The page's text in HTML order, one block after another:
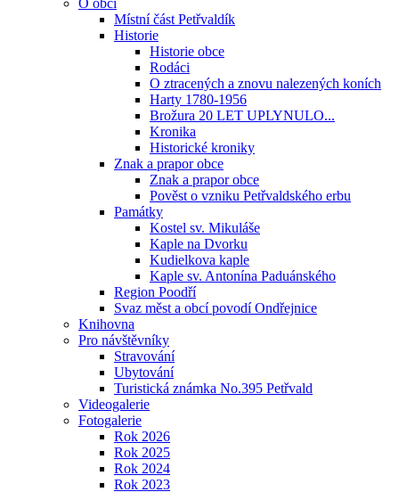
O obci
Místní část Petřvaldík
Historie
Historie obce
Rodáci
O ztracených a znovu nalezených koních
Harty 1780-1956
Brožura 20 LET UPLYNULO...
Kronika
Historické kroniky
Znak a prapor obce
Znak a prapor obce
Pověst o vzniku Petřvaldského erbu
Památky
Kostel sv. Mikuláše
Kaple na Dvorku
Kudielkova kaple
Kaple sv. Antonína Paduánského
Region Poodří
Svaz měst a obcí povodí Ondřejnice
Knihovna
Pro návštěvníky
Stravování
Ubytování
Turistická známka No.395 Petřvald
Videogalerie
Fotogalerie
Rok 2026
Rok 2025
Rok 2024
Rok 2023